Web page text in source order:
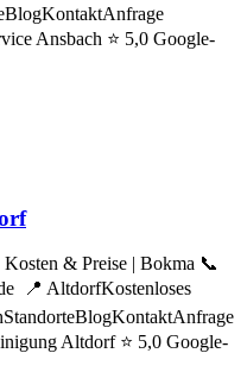
Ansbach ⭐ 5,0 Google-
& Preise | Bokma 📞
📍 AltdorfKostenloses
Altdorf ⭐ 5,0 Google-